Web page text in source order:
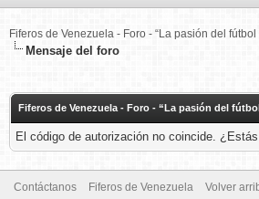
Fiferos de Venezuela - Foro - “La pasión del fútbol
Mensaje del foro
Fiferos de Venezuela - Foro - “La pasión del
El código de autorización no coincide.
Contáctanos Fiferos de Venezuela Volver